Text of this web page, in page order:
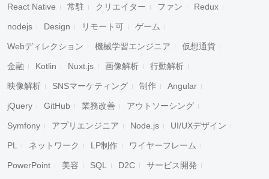
React Native 常駐 クリエイター ファン Redux
nodejs Design リモート可 ゲーム
Webディレクション 機械学習エンジニア 仮想通貨
金融 Kotlin Nuxt.js 画像解析 行動解析
映像解析 SNSマーケティング 制作 Angular
jQuery GitHub 業務改善 アウトソーシング
Symfony アプリエンジニア Node.js UI/UXデザイン
PL ネットワーク LP制作 ワイヤーフレーム
PowerPoint 美容 SQL D2C サービス開発